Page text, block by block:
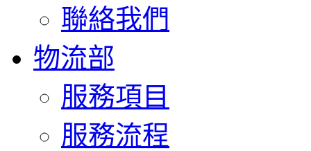
聯絡我們
物流部
服務項目
服務流程